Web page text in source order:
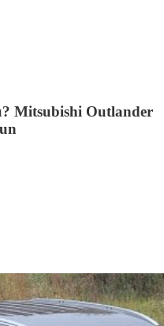
Mitsubishi Outlander